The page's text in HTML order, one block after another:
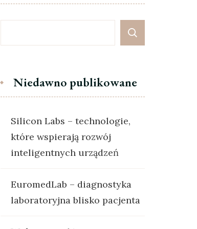
Niedawno publikowane
Silicon Labs – technologie,
które wspierają rozwój
inteligentnych urządzeń
EuromedLab – diagnostyka
laboratoryjna blisko pacjenta